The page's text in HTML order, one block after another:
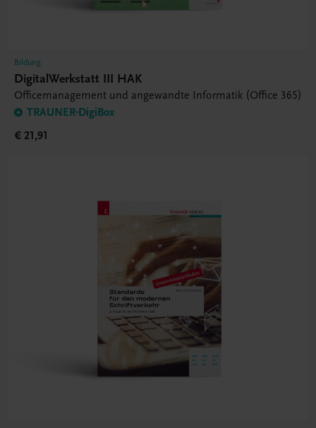
Bildung
DigitalWerkstatt III HAK
Officemanagement und angewandte Informatik (Office 365)
TRAUNER-DigiBox
€ 21,91